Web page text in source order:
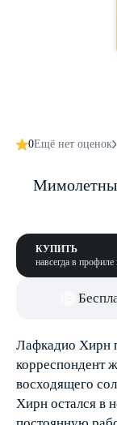
0Ещё нет оценок
КУПИТЬ
навсегда в
Лафкадио Хирн
корреспондент
восходящего
Хирн остался в